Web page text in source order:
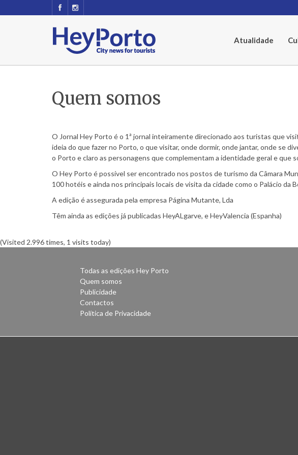
Atualidade
Quem somos
O Jornal Hey Porto é o 1ª jornal inteiramente direcionado aos turistas que
ideia do que fazer no Porto, o que visitar, onde dormir, onde jantar, onde se
o Porto e claro as personagens que complementam a identidade geral e que
O Hey Porto é possível ser encontrado nos postos de turismo da Câmara
100 hotéis e ainda nos principais locais de visita da cidade como o Palácio da
A edição é assegurada pela empresa Página Mutante, Lda
Têm ainda as edições já publicadas HeyALgarve, e HeyValencia (Espanha)
(Visited 2.996 times, 1 visits today)
Todas as edições Hey Porto
Quem somos
Publicidade
Contactos
Política de Privacidade